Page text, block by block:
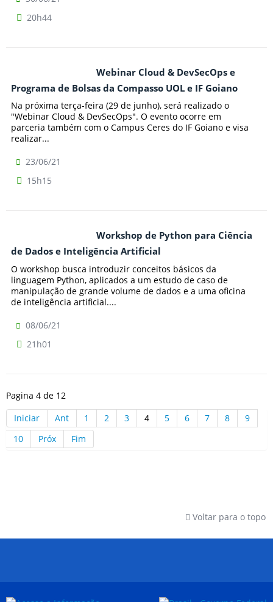
20h44
Webinar Cloud & DevSecOps e
Programa de Bolsas da Compasso UOL e IF Goiano
Na próxima terça-feira (29 de junho), será realizado o
"Webinar Cloud & DevSecOps". O evento ocorre em
parceria também com o Campus Ceres do IF Goiano e visa
realizar...
23/06/21
15h15
Workshop de Python para Ciência
de Dados e Inteligência Artificial
O workshop busca introduzir conceitos básicos da
linguagem Python, aplicados a um estudo de caso de
manipulação de grande volume de dados e a uma oficina
de inteligência artificial....
08/06/21
21h01
Pagina 4 de 12
Iniciar
Ant 1 2 3 4 5 6 7 8
9
10
Próx Fim
Voltar para o topo